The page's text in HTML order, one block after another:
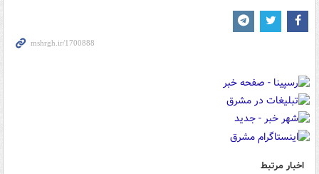
اخبار مرتبط